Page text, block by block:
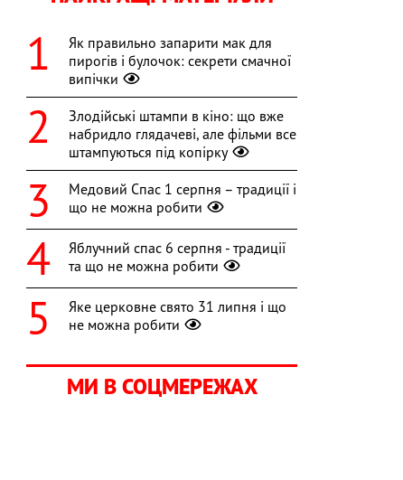
Як правильно запарити мак для
пирогів і булочок: секрети смачної
випічки
Злодійські штампи в кіно: що вже
набридло глядачеві, але фільми все
штампуються під копірку
Медовий Спас 1 серпня – традиції і
що не можна робити
Яблучний спас 6 серпня - традиції
та що не можна робити
Яке церковне свято 31 липня і що
не можна робити
МИ В СОЦМЕРЕЖАХ